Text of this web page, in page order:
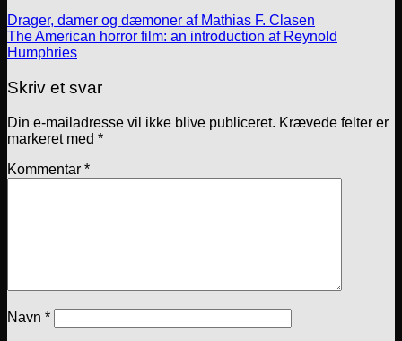
Drager, damer og dæmoner af Mathias F. Clasen
The American horror film: an introduction af Reynold
Humphries
Skriv et svar
Din e-mailadresse vil ikke blive publiceret. Krævede felter er
markeret med *
Kommentar *
Navn *